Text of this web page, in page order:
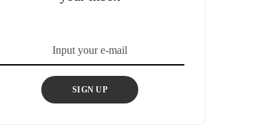
SIGN UP